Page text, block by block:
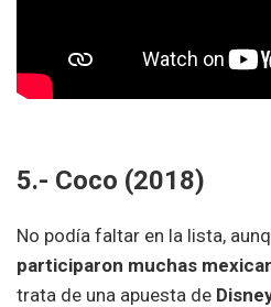
5.- Coco (2018)
No podía faltar en la lista,
participaron muchas
trata de una apuesta de